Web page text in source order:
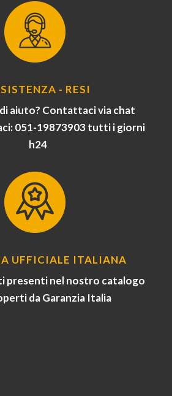
- RESI
aiuto? Contattaci via chat
051-19873903 tutti i giorni
h24
UFFICIALE ITALIANA
presenti nel nostro catalogo
da Garanzia Italia